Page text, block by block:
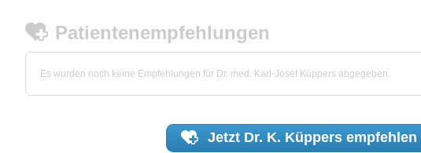
Patientenempfehlungen
Es wurden noch keine Empfehlungen für Dr. med. Karl-Josef Küppers abgegeben.
Jetzt Dr. K. Küppersempfehlen